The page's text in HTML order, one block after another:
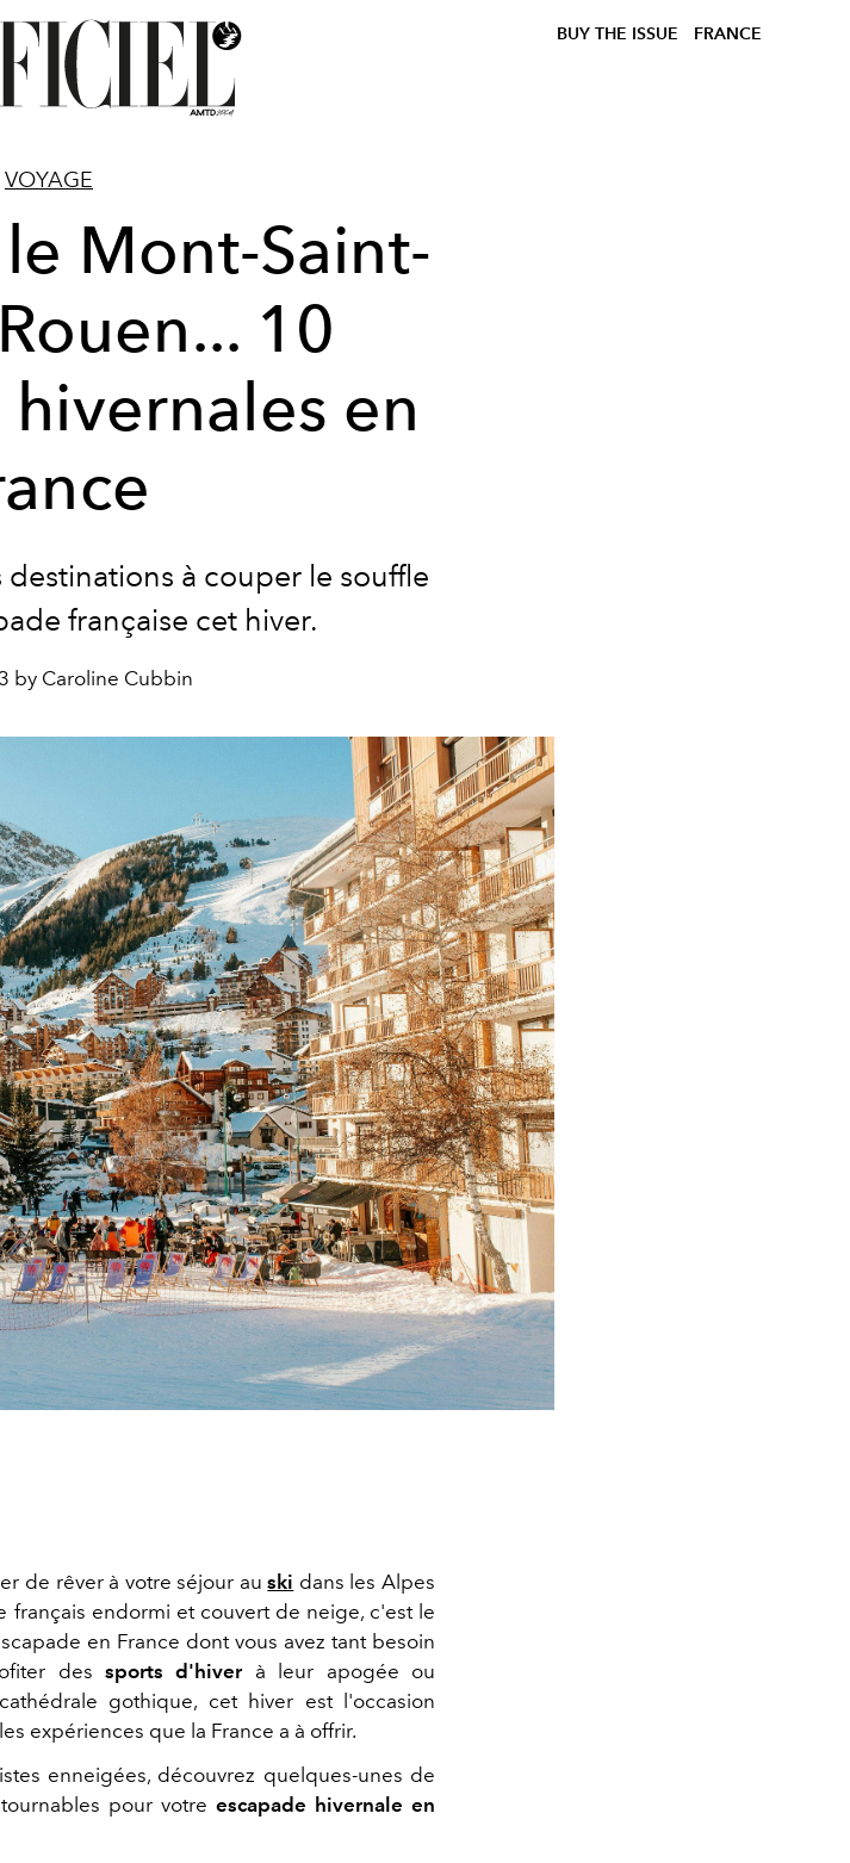
BUY THE ISSUE FRANCE
VOYAGE
Mont-Saint-
10
en
à couper le souffle
française cet hiver.
by Caroline Cubbin
de rêver à votre séjour auski dans les Alpes
français endormi et couvert de neige, c'est le
en France dont vous avez tant besoin
des sports d'hiver à leur apogée ou
gothique, cet hiver est l'occasion
expériences que la France a à offrir.
enneigées, découvrez quelques-unes de
pour votre escapade hivernale en